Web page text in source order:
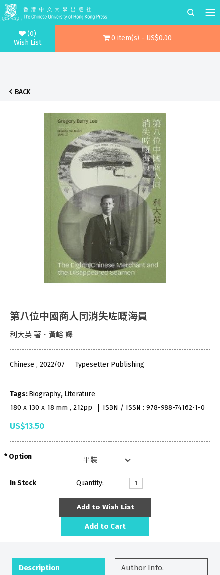
(0)
Wish List
0 item(s) - US$0.00
BACK
第八位中國商人同消失咗嘅海員
利大英 著．黃峪 譯
Chinese , 2022/07 Typesetter Publishing
Tags: Biography, Literature
180 x 130 x 18 mm , 212pp
ISBN / ISSN : 978-988-74162-1-0
US$13.50
Option
In Stock Quantity:
Add to Wish List
Add to Cart
Description Author Info.